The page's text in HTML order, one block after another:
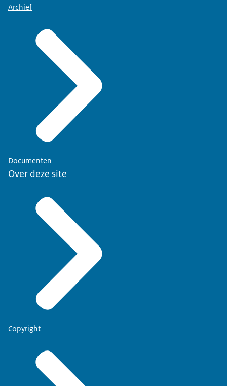
Archief
Documenten
Over deze site
Copyright